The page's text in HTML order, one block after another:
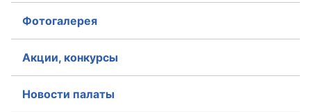
Фотогалерея
Акции, конкурсы
Новости палаты